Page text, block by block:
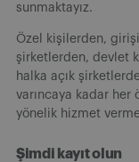
sunmaktayız.
Özel kişilerden,
şirketlerden, devlet
halka açık
varıncaya kadar her
yönelik hizmet
Şimdi kayıt olun